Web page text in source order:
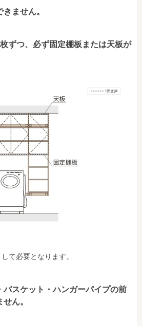
ません。
ずつ、必ず固定棚板または天板が
て必要となります。
バスケット・ハンガーパイプの前
ん。